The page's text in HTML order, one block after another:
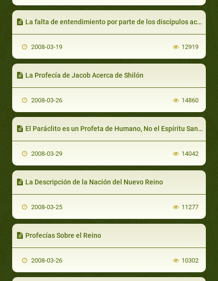
La falta de entendimiento por parte de los discípulos acerca de las profecías
2008-03-19 12919
La Profecía de Jacob Acerca de Shilón
2008-03-26 14860
El Paráclito es un Profeta de Humano, No el Espíritu Santo
2008-03-29 14042
La Descripción de la Nación del Nuevo Reino
2008-03-25 11277
Profecías Sobre el Reino
2008-03-26 10302